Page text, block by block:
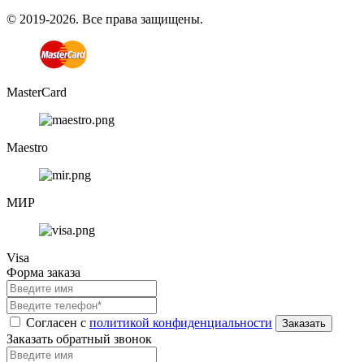
© 2019-2026. Все права защищены.
MasterCard
Maestro
МИР
Visa
Форма заказа
Согласен с политикой конфиденциальности
Заказать обратный звонок